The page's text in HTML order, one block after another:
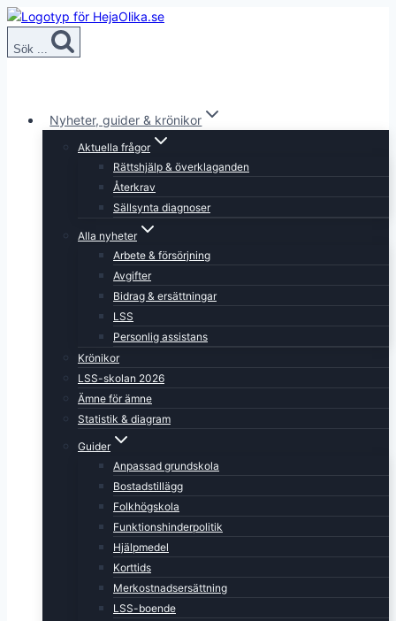
Skip
content
Sök ...
Nyheter, guider & krönikor
Aktuella frågor
Rättshjälp & överklaganden
Återkrav
Sällsynta diagnoser
Alla nyheter
Arbete & försörjning
Avgifter
Bidrag & ersättningar
LSS
Personlig assistans
Krönikor
LSS-skolan 2026
Ämne för ämne
Statistik & diagram
Guider
Anpassad grundskola
Bostadstillägg
Folkhögskola
Funktionshinderpolitik
Hjälpmedel
Korttids
Merkostnadsersättning
LSS-boende